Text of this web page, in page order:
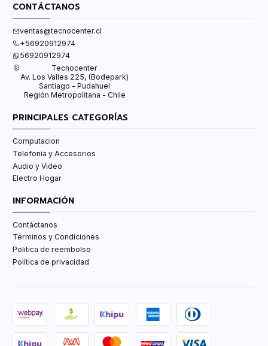
CONTÁCTANOS
ventas@tecnocenter.cl
+56920912974
56920912974
Tecnocenter
Av. Los Valles 225, (Bodepark)
Santiago - Pudahuel
Región Metropolitana - Chile
PRINCIPALES CATEGORÍAS
Computacion
Telefonia y Accesorios
Audio y Video
Electro Hogar
INFORMACIÓN
Contáctanos
Términos y Condiciones
Politica de reembolso
Política de privacidad